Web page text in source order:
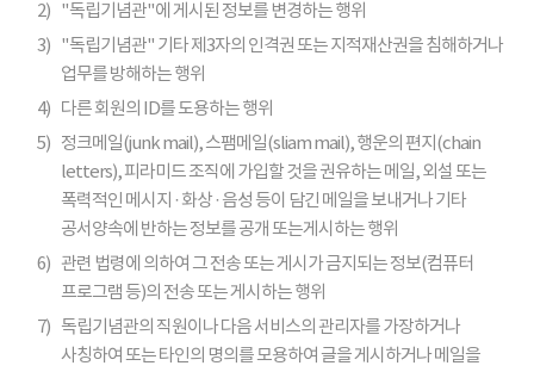
2) "독립기념관"에 게시된 정보를 변경하는 행위
3) "독립기념관" 기타 제3자의 인격권 또는 지적재산권을 침해하거나
업무를 방해하는 행위
4) 다른 회원의 ID를 도용하는 행위
5) 정크메일(junk mail), 스팸메일(sliam mail), 행운의 편지(chain
letters), 피라미드 조직에 가입할 것을 권유하는 메일, 외설 또는
폭력적인 메시지 · 화상 · 음성 등이 담긴 메일을 보내거나 기타
공서양속에 반하는 정보를 공개 또는게시하는 행위
6) 관련 법령에 의하여 그 전송 또는 게시가 금지되는 정보(컴퓨터
프로그램 등)의 전송 또는 게시하는 행위
7) 독립기념관의 직원이나 다음 서비스의 관리자를 가장하거나
사칭하여 또는 타인의 명의를 모용하여 글을 게시하거나 메일을